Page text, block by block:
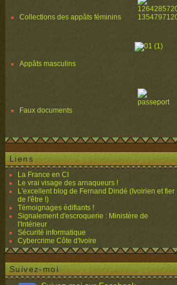
Collections des appâts féminins
Appâts masculins
Faux documents
Liens
La France en CI
Le vrai visage des arnaqueurs !
L'excellent blog de Fernand Dindé (Ivoirien et fier
de l'être !)
Témoignages édifiants !
Signalement d'escroquerie : Ministère de
l'Intérieur
Sécurité informatique
Cybercrime Côte d'Ivoire
Suivez-moi